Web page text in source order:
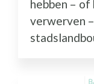
hebben –
verwerven